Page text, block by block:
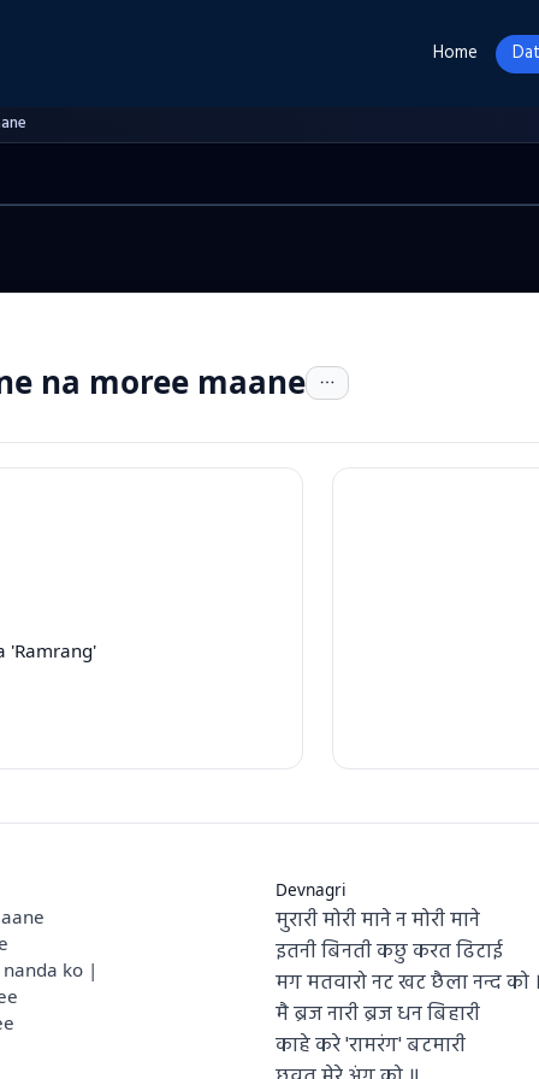
Home
na moree maane
'Ramrang'
ko |
Devnagri
मुरारी मोरी माने न मोरी माने
इतनी बिनती कछु करत ढिटाई
मग मतवारो नट खट छैला नन्द को
मै ब्रज नारी ब्रज धन बिहारी
काहे करे 'रामरंग' बटमारी